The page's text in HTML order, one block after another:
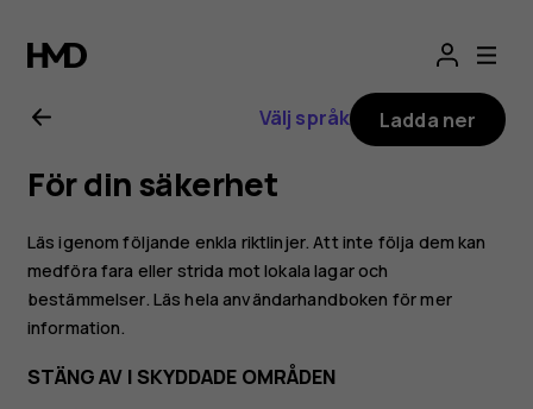
för
Nokia
2.1
Välj språk Ladda ner
För din säkerhet
Läs igenom följande enkla riktlinjer. Att inte följa dem kan
medföra fara eller strida mot lokala lagar och
bestämmelser. Läs hela användarhandboken för mer
information.
STÄNG AV I SKYDDADE OMRÅDEN